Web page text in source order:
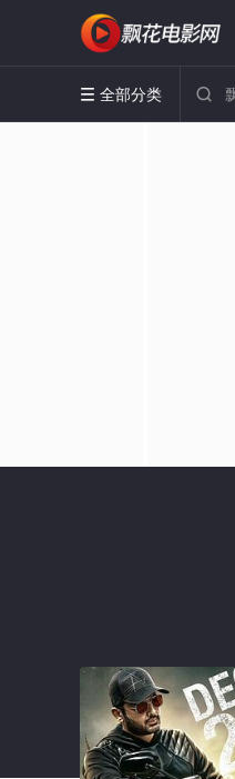
 全部分类 